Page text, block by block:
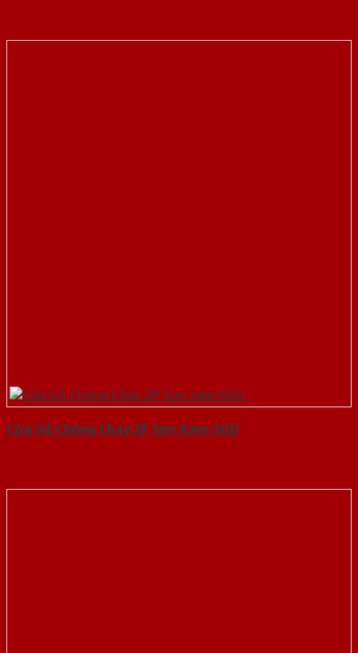
Cửa Gỗ Chống Cháy 2P Sơn Xám-SGD